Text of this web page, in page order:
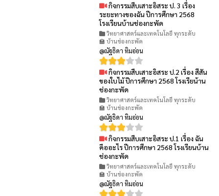
กิจกรรมสืบเสาะอิสระ ป. 3 เรื่อง
ระยะทางของฉัน ปีการศึกษา 2568
โรงเรียนบ้านช่องกะพัด
วิทยาศาสตร์และเทคโนโลยี ทุกระดับ
🏫 บ้านช่องกะพัด
@ณัฐธิดา ทิมอ่อน
กิจกรรมสืบเสาะอิสระ ป.2 เรื่อง สีสัน
ของใบไม้ ปีการศึกษา 2568 โรงเรียน้าน
ช่องกะพัด
วิทยาศาสตร์และเทคโนโลยี ทุกระดับ
🏫 บ้านช่องกะพัด
@ณัฐธิดา ทิมอ่อน
กิจกรรมสืบเสาะอิสระ ป.1 เรื่อง ฉัน
คืออะไร ปีการศึกษา 2568 โรงเรียนบ้าน
ช่องกะพัด
วิทยาศาสตร์และเทคโนโลยี ทุกระดับ
🏫 บ้านช่องกะพัด
@ณัฐธิดา ทิมอ่อน